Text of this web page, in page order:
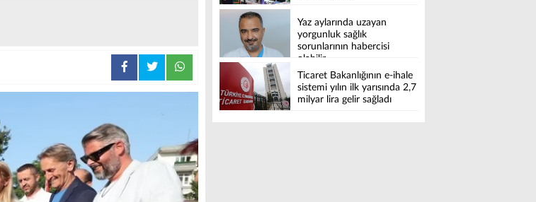
Yaz aylarında uzayan
yorgunluk sağlık
sorunlarının habercisi
olabilir
Ticaret Bakanlığının e-ihale
sistemi yılın ilk yarısında 2,7
milyar lira gelir sağladı